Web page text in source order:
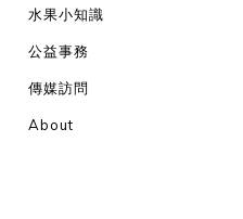
水果小知識
公益事務
傳媒訪問
About